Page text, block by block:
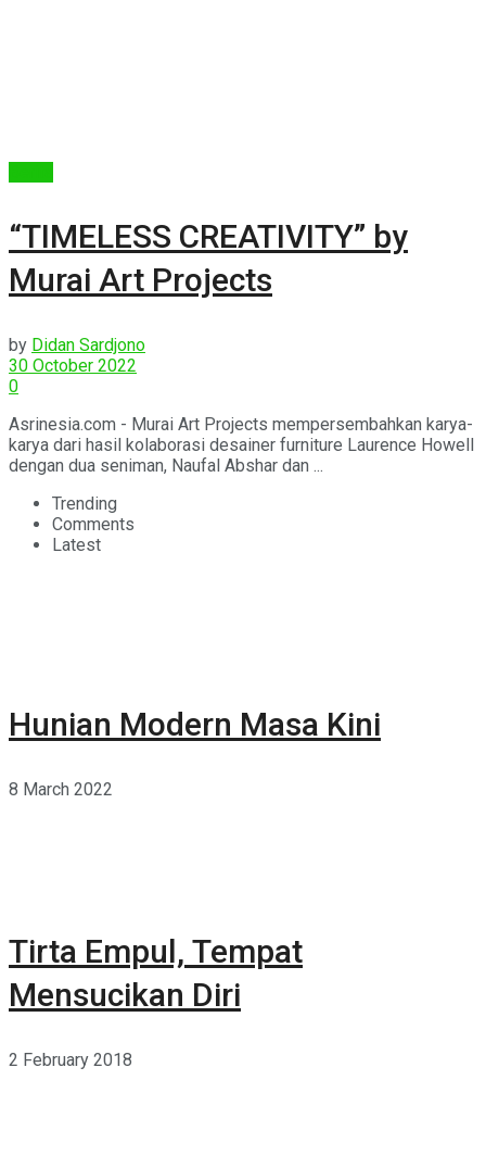
“TIMELESS CREATIVITY” by
Murai Art Projects
by Didan Sardjono
30 October 2022
0
Asrinesia.com - Murai Art Projects mempersembahkan karya-
karya dari hasil kolaborasi desainer furniture Laurence Howell
dengan dua seniman, Naufal Abshar dan ...
Trending
Comments
Latest
Hunian Modern Masa Kini
8 March 2022
Tirta Empul, Tempat
Mensucikan Diri
2 February 2018